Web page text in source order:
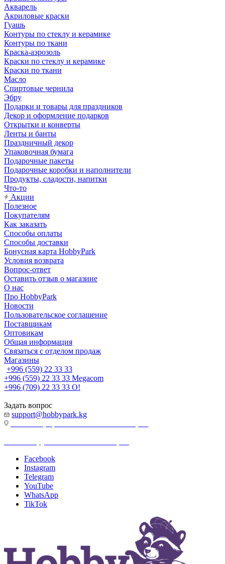
Акварель
Акриловые краски
Гуашь
Контуры по стеклу и керамике
Контуры по ткани
Краска-аэрозоль
Краски по стеклу и керамике
Краски по ткани
Масло
Спиртовые чернила
Эбру
Подарки и товары для праздников
Декор и оформление подарков
Открытки и конверты
Ленты и банты
Праздничный декор
Упаковочная бумага
Подарочные пакеты
Подарочные коробки и наполнители
Продукты, сладости, напитки
Что-то
Акции
Полезное
Покупателям
Как заказать
Способы оплаты
Способы доставки
Бонусная карта HobbyPark
Условия возврата
Вопрос-ответ
Оставить отзыв о магазине
О нас
Про HobbyPark
Новости
Пользовательское соглашение
Поставщикам
Оптовикам
Общая информация
Связаться с отделом продаж
Магазины
+996 (559) 22 33 33
+996 (559) 22 33 33 Megacom
+996 (709) 22 33 33 O!
Задать вопрос
support@hobbypark.kg
Facebook
Instagram
Telegram
YouTube
WhatsApp
TikTok